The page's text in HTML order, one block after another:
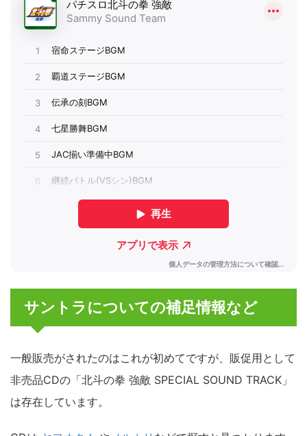
サントラについての補足情報など
一般販売がされたのはこれが初めてですが、販促用として
非売品CDの「北斗の拳 強敵 SPECIAL SOUND TRACK」
は存在しています。